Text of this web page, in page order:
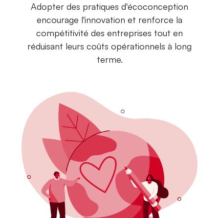
Adopter des pratiques d'écoconception
encourage l'innovation et renforce la
compétitivité des entreprises tout en
réduisant leurs coûts opérationnels à long
terme.